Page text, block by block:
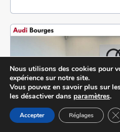
Nous utilisons des cookies pour
expérience sur notre site.
Vous pouvez en savoir plus sur
les désactiver dans paramètres.
Accepter Réglages